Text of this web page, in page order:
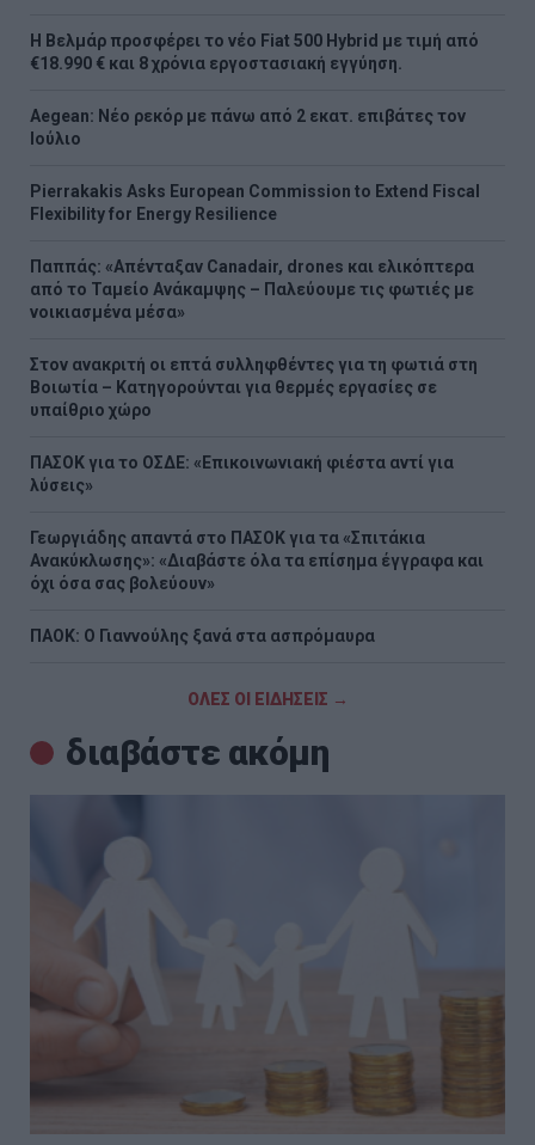
Η Βελμάρ προσφέρει τo νέο Fiat 500 Hybrid με τιμή από
€18.990 € και 8 χρόνια εργοστασιακή εγγύηση.
Aegean: Νέο ρεκόρ με πάνω από 2 εκατ. επιβάτες τον
Ιούλιο
Pierrakakis Asks European Commission to Extend Fiscal
Flexibility for Energy Resilience
Παππάς: «Απένταξαν Canadair, drones και ελικόπτερα
από το Ταμείο Ανάκαμψης – Παλεύουμε τις φωτιές με
νοικιασμένα μέσα»
Στον ανακριτή οι επτά συλληφθέντες για τη φωτιά στη
Βοιωτία – Κατηγορούνται για θερμές εργασίες σε
υπαίθριο χώρο
ΠΑΣΟΚ για το ΟΣΔΕ: «Επικοινωνιακή φιέστα αντί για
λύσεις»
Γεωργιάδης απαντά στο ΠΑΣΟΚ για τα «Σπιτάκια
Ανακύκλωσης»: «Διαβάστε όλα τα επίσημα έγγραφα και
όχι όσα σας βολεύουν»
ΠΑΟΚ: Ο Γιαννούλης ξανά στα ασπρόμαυρα
ΟΛΕΣ ΟΙ ΕΙΔΗΣΕΙΣ →
διαβάστε ακόμη